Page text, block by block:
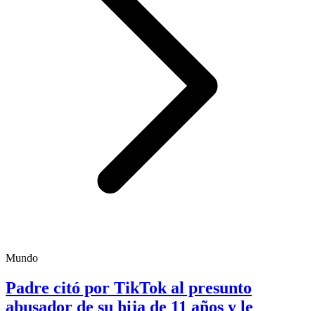
Mundo
Padre citó por TikTok al presunto
abusador de su hija de 11 años y le